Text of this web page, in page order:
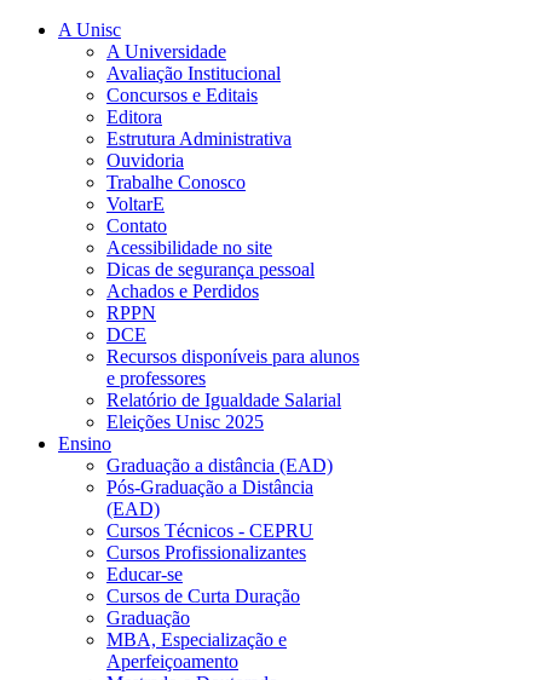
A Unisc
A Universidade
Avaliação Institucional
Concursos e Editais
Editora
Estrutura Administrativa
Ouvidoria
Trabalhe Conosco
VoltarE
Contato
Acessibilidade no site
Dicas de segurança pessoal
Achados e Perdidos
RPPN
DCE
Recursos disponíveis para alunos
e professores
Relatório de Igualdade Salarial
Eleições Unisc 2025
Ensino
Graduação a distância (EAD)
Pós-Graduação a Distância
(EAD)
Cursos Técnicos - CEPRU
Cursos Profissionalizantes
Educar-se
Cursos de Curta Duração
Graduação
MBA, Especialização e
Aperfeiçoamento